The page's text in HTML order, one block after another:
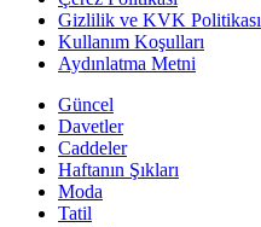
Gizlilik ve KVK Politikası
Kullanım Koşulları
Aydınlatma Metni
Güncel
Davetler
Caddeler
Haftanın Şıkları
Moda
Tatil